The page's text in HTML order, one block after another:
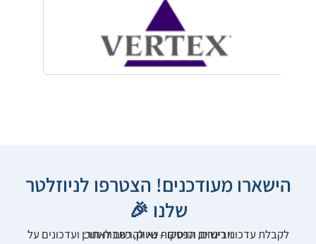
הישארו מעודכנים! הצטרפו לניוזלטר
שלנו 🎉
לקבלת עדכוני רישום, הפסקות שיווק, כתבות תוכן ועדכונים על וובינרים וכנסים – נא להרשם לאתר: